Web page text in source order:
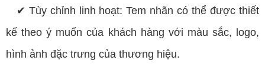
✔ Tùy chỉnh linh hoạt: Tem nhãn có thể được thiết
kế theo ý muốn của khách hàng với màu sắc, logo,
hình ảnh đặc trưng của thương hiệu.